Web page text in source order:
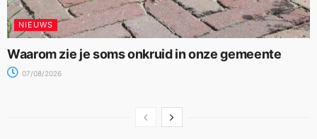
NIEUWS
Waarom zie je soms onkruid in onze gemeente
07/08/2026